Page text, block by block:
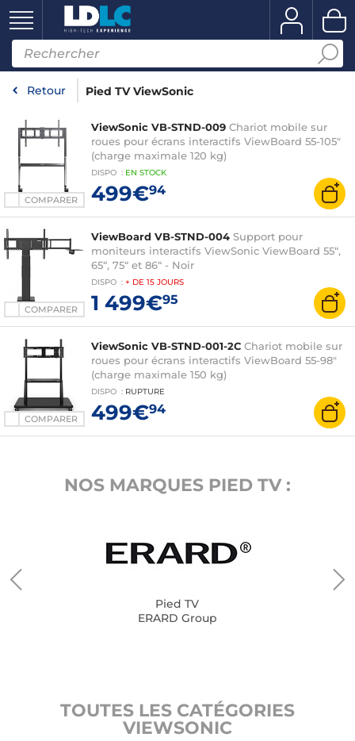
Retour Pied TV ViewSonic
COMPARER
ViewSonic VB-STND-009 Chariot mobile sur
roues pour écrans interactifs ViewBoard 55-105"
(charge maximale 120 kg)
DISPO : EN STOCK
499€94
COMPARER
ViewBoard VB-STND-004 Support pour
moniteurs interactifs ViewSonic ViewBoard 55“,
65“, 75“ et 86“ - Noir
DISPO : + DE 15 JOURS
1 499€95
COMPARER
ViewSonic VB-STND-001-2C Chariot mobile sur
roues pour écrans interactifs ViewBoard 55-98"
(charge maximale 150 kg)
DISPO : RUPTURE
499€94
NOS MARQUES PIED TV :
Pied TV
ERARD Group
TOUTES LES CATÉGORIES
VIEWSONIC